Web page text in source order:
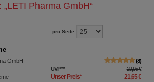
„LETI Pharma GmbH“
pro Seite
GmbH
8
UVP** 29,95 €
Unser Preis* 21,65 €